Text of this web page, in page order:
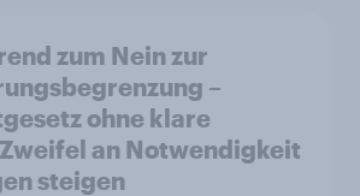
zum Nein zur
–
ohne klare
an Notwendigkeit
steigen